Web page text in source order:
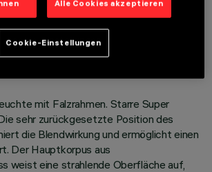
DATEN
mit Falzrahmen. Starre Super
sehr zurückgesetzte Position des
die Blendwirkung und ermöglicht einen
Der Hauptkorpus aus
weist eine strahlende Oberfläche auf,
Alle Cookies akzeptieren
Cookie-Einstellungen